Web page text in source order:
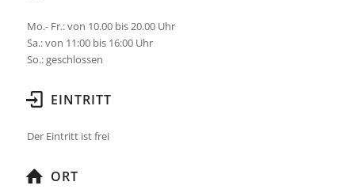
Mo.- Fr.: von 10.00 bis 20.00 Uhr
Sa.: von 11:00 bis 16:00 Uhr
So.: geschlossen
EINTRITT
Der Eintritt ist frei
ORT